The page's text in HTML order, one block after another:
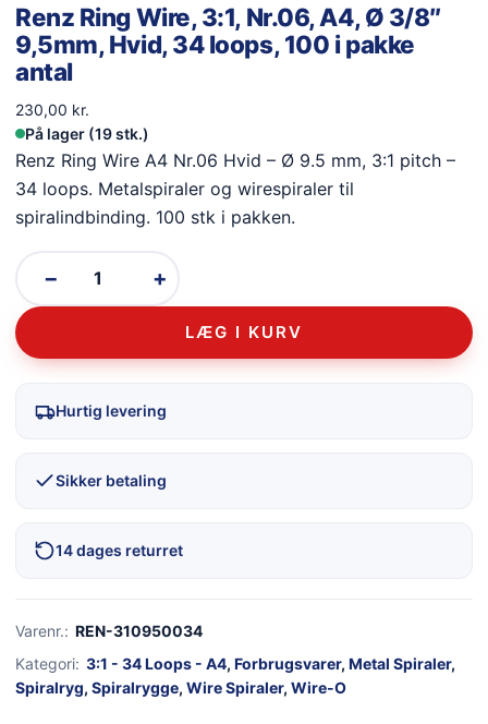
Renz Ring Wire, 3:1, Nr.06, A4, Ø 3/8″
9,5mm, Hvid, 34 loops, 100 i pakke
antal
230,00 kr.
På lager (19 stk.)
Renz Ring Wire A4 Nr.06 Hvid – Ø 9.5 mm, 3:1 pitch –
34 loops. Metalspiraler og wirespiraler til
spiralindbinding. 100 stk i pakken.
− +
LÆG I KURV
Hurtig levering
Sikker betaling
14 dages returret
Varenr.: REN-310950034
Kategori: 3:1 - 34 Loops - A4, Forbrugsvarer, Metal Spiraler,
Spiralryg, Spiralrygge, Wire Spiraler, Wire-O